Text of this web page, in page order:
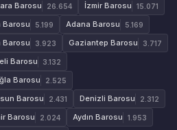
Barosu 26.654 İzmir Barosu 15.071
Barosu 5.199 Adana Barosu 5.169
Barosu 3.923 Gaziantep Barosu 3.717
Barosu 3.132
Barosu 2.525
Barosu 2.431 Denizli Barosu 2.312
Barosu 2.024 Aydın Barosu 1.953